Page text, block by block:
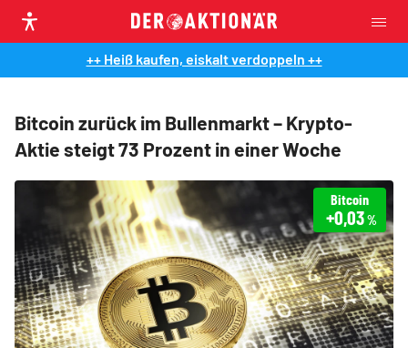
++ Heiß kaufen, eiskalt verdoppeln ++
Bitcoin zurück im Bullenmarkt – Krypto-
Aktie steigt 73 Prozent in einer Woche
Bitcoin
+0,03%